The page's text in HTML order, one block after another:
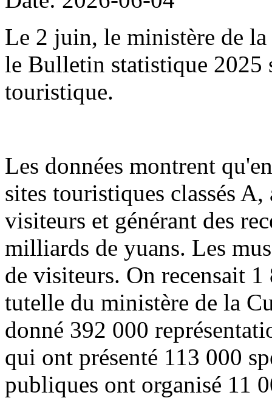
Le 2 juin, le ministère de
le Bulletin statistique 2025
touristique.
Les données montrent
sites touristiques classés
visiteurs et générant des
milliards de yuans. Les
de visiteurs. On recensait
tutelle du ministère de la
donné 392 000
qui ont présenté 113 000
publiques ont organisé 11